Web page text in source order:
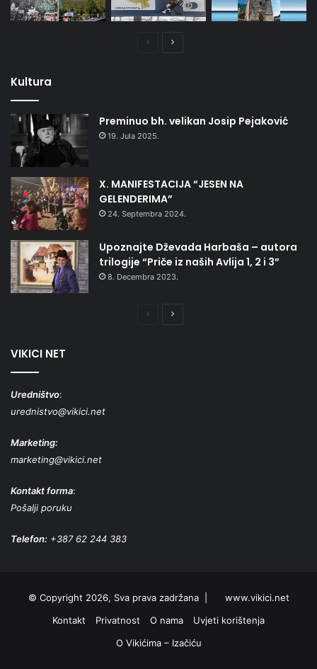
PrethodnaNaredna
Kultura
Preminuo bh. velikan Josip Pejaković
19. Jula 2025.
X. MANIFESTACIJA “JESEN NA
GELENDERIMA”
24. Septembra 2024.
Upoznajte Dževada Harbaša – autora
trilogije “Priče iz naših Avlija 1, 2 i 3”
8. Decembra 2023.
PrethodnaNaredna
VIKICI NET
Uredništvo:
urednistvo@vikici.net
Marketing:
marketing@vikici.net
Kontakt forma:
Pošalji poruku
Telefon: +387 62 244 383
© Copyright 2026, Sva prava zadržana |
www.vikici.net
Kontakt
Privatnost O nama
Uvjeti korištenja
O Vikićima – Izačiću